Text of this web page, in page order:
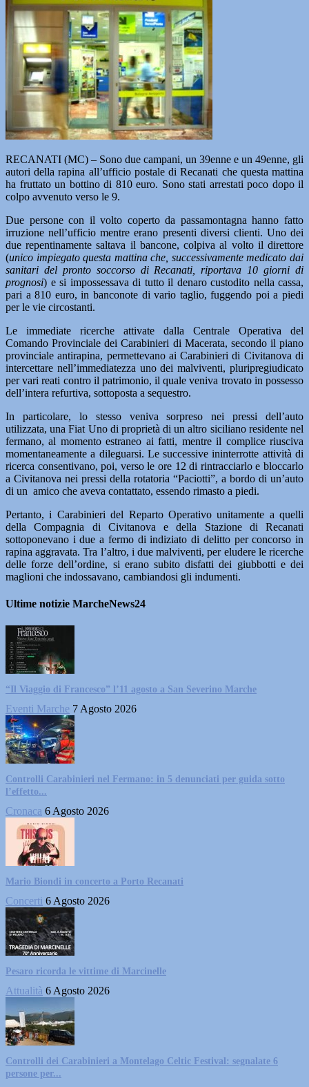
RECANATI (MC) – Sono due campani, un 39enne e un 49enne, gli
autori della rapina all’ufficio postale di Recanati che questa mattina
ha fruttato un bottino di 810 euro. Sono stati arrestati poco dopo il
colpo avvenuto verso le 9.
Due persone con il volto coperto da passamontagna hanno fatto
irruzione nell’ufficio mentre erano presenti diversi clienti. Uno dei
due repentinamente saltava il bancone, colpiva al volto il direttore
(unico impiegato questa mattina che, successivamente medicato dai
sanitari del pronto soccorso di Recanati, riportava 10 giorni di
prognosi) e si impossessava di tutto il denaro custodito nella cassa,
pari a 810 euro, in banconote di vario taglio, fuggendo poi a piedi
per le vie circostanti.
Le immediate ricerche attivate dalla Centrale Operativa del
Comando Provinciale dei Carabinieri di Macerata, secondo il piano
provinciale antirapina, permettevano ai Carabinieri di Civitanova di
intercettare nell’immediatezza uno dei malviventi, pluripregiudicato
per vari reati contro il patrimonio, il quale veniva trovato in possesso
dell’intera refurtiva, sottoposta a sequestro.
In particolare, lo stesso veniva sorpreso nei pressi dell’auto
utilizzata, una Fiat Uno di proprietà di un altro siciliano residente nel
fermano, al momento estraneo ai fatti, mentre il complice riusciva
momentaneamente a dileguarsi. Le successive ininterrotte attività di
ricerca consentivano, poi, verso le ore 12 di rintracciarlo e bloccarlo
a Civitanova nei pressi della rotatoria “Paciotti”, a bordo di un’auto
di un amico che aveva contattato, essendo rimasto a piedi.
Pertanto, i Carabinieri del Reparto Operativo unitamente a quelli
della Compagnia di Civitanova e della Stazione di Recanati
sottoponevano i due a fermo di indiziato di delitto per concorso in
rapina aggravata. Tra l’altro, i due malviventi, per eludere le ricerche
delle forze dell’ordine, si erano subito disfatti dei giubbotti e dei
maglioni che indossavano, cambiandosi gli indumenti.
Ultime notizie MarcheNews24
“Il Viaggio di Francesco” l’11 agosto a San Severino Marche
Eventi Marche 7 Agosto 2026
Controlli Carabinieri nel Fermano: in 5 denunciati per guida sotto
l’effetto...
Cronaca 6 Agosto 2026
Mario Biondi in concerto a Porto Recanati
Concerti 6 Agosto 2026
Pesaro ricorda le vittime di Marcinelle
Attualità 6 Agosto 2026
Controlli dei Carabinieri a Montelago Celtic Festival: segnalate 6
persone per...